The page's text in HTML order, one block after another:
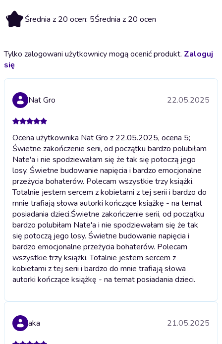
5 Średnia z 20 ocen: 5Średnia z 20 ocen
Tylko zalogowani użytkownicy mogą ocenić produkt. Zaloguj
się
Nat Gro 22.05.2025
Ocena użytkownika Nat Gro z 22.05.2025, ocena 5;
Świetne zakończenie serii, od początku bardzo polubiłam
Nate'a i nie spodziewałam się że tak się potoczą jego
losy. Świetne budowanie napięcia i bardzo emocjonalne
przeżycia bohaterów. Polecam wszystkie trzy książki.
Totalnie jestem sercem z kobietami z tej serii i bardzo do
mnie trafiają słowa autorki kończące książkę - na temat
posiadania dzieci.Świetne zakończenie serii, od początku
bardzo polubiłam Nate'a i nie spodziewałam się że tak
się potoczą jego losy. Świetne budowanie napięcia i
bardzo emocjonalne przeżycia bohaterów. Polecam
wszystkie trzy książki. Totalnie jestem sercem z
kobietami z tej serii i bardzo do mnie trafiają słowa
autorki kończące książkę - na temat posiadania dzieci.
aka 21.05.2025